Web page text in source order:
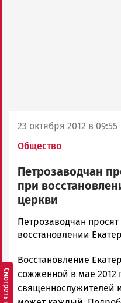
23 октября 2012 в 09:55
Общество
Петрозаводчан
при
церкви
admintimur
Новости
и
Карелии
|
Петрозаводск
Петрозаводчан
восстановлении
Восстановление
сожженной в мае 2012
священнослужителей